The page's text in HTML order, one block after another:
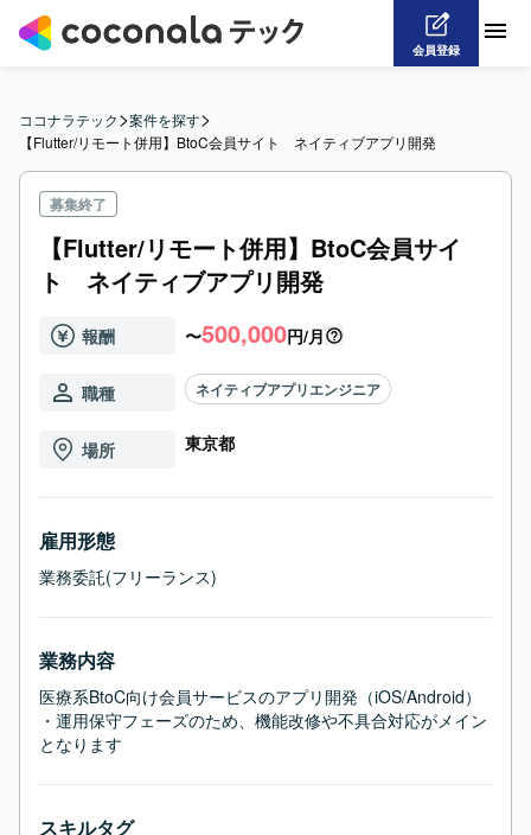
会員登録
ココナラテック>案件を探す>
【Flutter/リモート併用】BtoC会員サイト　ネイティブアプリ開発
募集終了
【Flutter/リモート併用】BtoC会員サイ
ト ネイティブアプリ開発
報酬 〜500,000円/月
職種 ネイティブアプリエンジニア
場所 東京都
雇用形態
業務委託(フリーランス)
業務内容
医療系BtoC向け会員サービスのアプリ開発（iOS/Android）
・運用保守フェーズのため、機能改修や不具合対応がメイン
となります
スキルタグ